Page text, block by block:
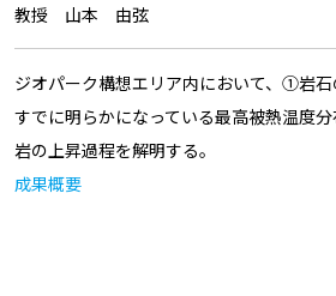
教授 山本 由弦
ジオパーク構想エリア内において、①岩
すでに明らかになっている最高被熱温度
岩の上昇過程を解明する。
成果概要